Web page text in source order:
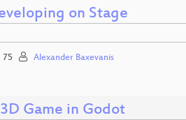
on Stage
75 Alexander Baxevanis
Game in Godot